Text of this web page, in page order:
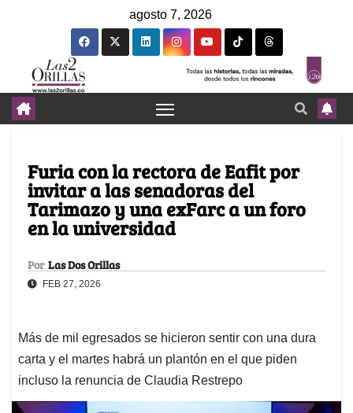
agosto 7, 2026
Furia con la rectora de Eafit por
invitar a las senadoras del
Tarimazo y una exFarc a un foro
en la universidad
Por Las Dos Orillas
FEB 27, 2026
Más de mil egresados se hicieron sentir con una dura
carta y el martes habrá un plantón en el que piden
incluso la renuncia de Claudia Restrepo